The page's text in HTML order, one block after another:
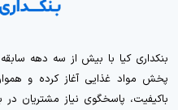
پخش مواد غذایی آغاز کرده و
باکیفیت، پاسخگوی نیاز مشتریان